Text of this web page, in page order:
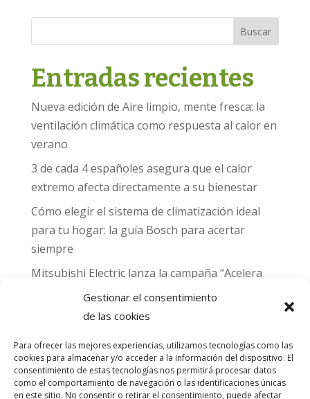
Gestionar el consentimiento
de las cookies
Para ofrecer las mejores experiencias, utilizamos tecnologías como las
cookies para almacenar y/o acceder a la información del dispositivo. El
consentimiento de estas tecnologías nos permitirá procesar datos
como el comportamiento de navegación o las identificaciones únicas
en este sitio. No consentir o retirar el consentimiento, puede afectar
Buscar
Entradas recientes
Nueva edición de Aire limpio, mente fresca: la
ventilación climática como respuesta al calor en
verano
3 de cada 4 españoles asegura que el calor
extremo afecta directamente a su bienestar
Cómo elegir el sistema de climatización ideal
para tu hogar: la guía Bosch para acertar
siempre
Mitsubishi Electric lanza la campaña “Acelera
hacia MADRID 2026” y premia con entradas
para el Gran Premio de Fórmula 1 de Madrid
sello CO₂ Nulo: confort real, salud y
descarbonización en una sola vivienda